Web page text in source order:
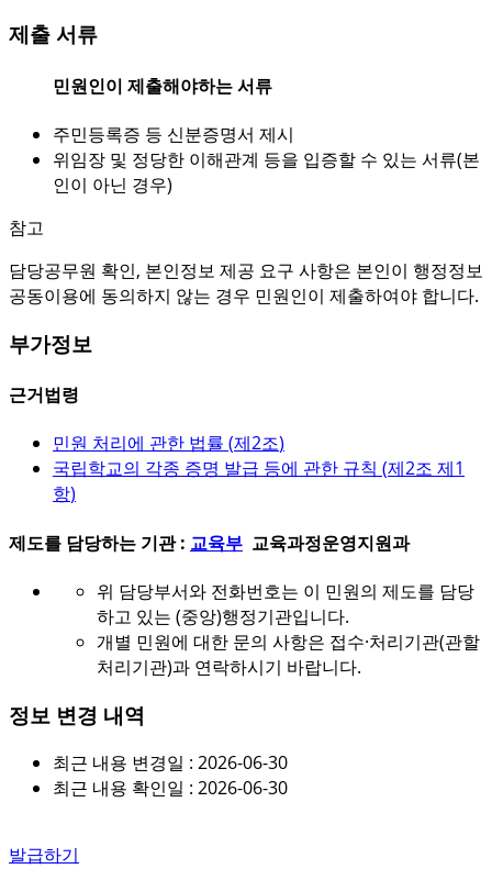
제출 서류
민원인이 제출해야하는 서류
주민등록증 등 신분증명서 제시
위임장 및 정당한 이해관계 등을 입증할 수 있는 서류(본
인이 아닌 경우)
참고
담당공무원 확인, 본인정보 제공 요구 사항은 본인이 행정정보
공동이용에 동의하지 않는 경우 민원인이 제출하여야 합니다.
부가정보
근거법령
민원 처리에 관한 법률 (제2조)
국립학교의 각종 증명 발급 등에 관한 규칙 (제2조 제1
항)
제도를 담당하는 기관 : 교육부 교육과정운영지원과
위 담당부서와 전화번호는 이 민원의 제도를 담당
하고 있는 (중앙)행정기관입니다.
개별 민원에 대한 문의 사항은 접수·처리기관(관할
처리기관)과 연락하시기 바랍니다.
정보 변경 내역
최근 내용 변경일 : 2026-06-30
최근 내용 확인일 : 2026-06-30
발급하기